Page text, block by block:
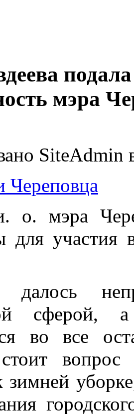
мэра
Череповца
о. мэра
для участия
далось
сферой,
во все
зимней